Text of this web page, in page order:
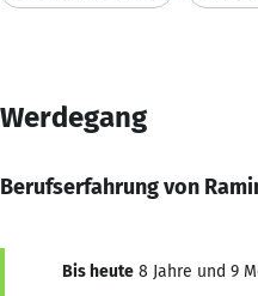
Werdegang
Berufserfahrung von
Bis heute 8 Jahre und 9